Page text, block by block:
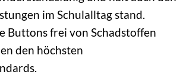
im Schulalltag stand.
Buttons frei von Schadstoffen
den höchsten